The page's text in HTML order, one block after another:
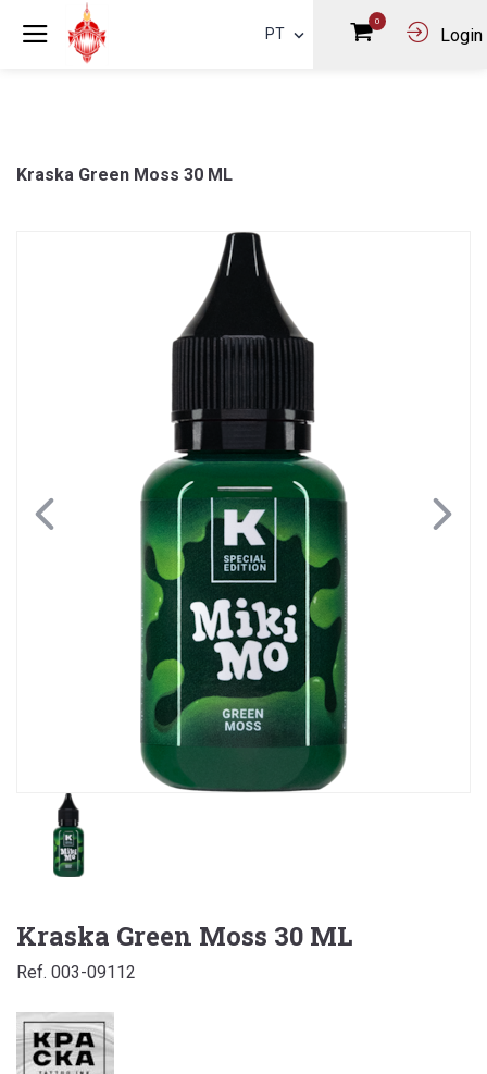
PT
0
Login
Kraska Green Moss 30 ML
Kraska Green Moss 30 ML
Ref. 003-09112